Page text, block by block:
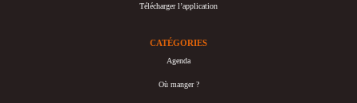
Télécharger l’application
CATÉGORIES
Agenda
Où manger ?